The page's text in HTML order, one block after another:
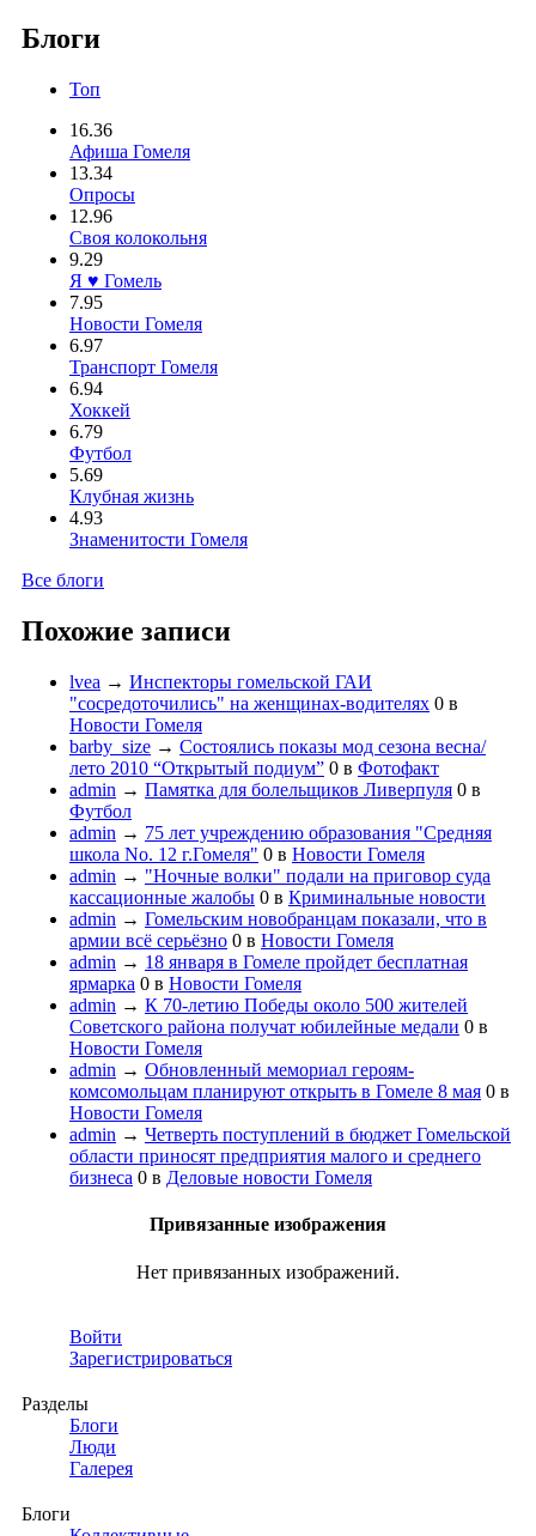
Блоги
Топ
16.36
Афиша Гомеля
13.34
Опросы
12.96
Своя колокольня
9.29
Я ♥ Гомель
7.95
Новости Гомеля
6.97
Транспорт Гомеля
6.94
Хоккей
6.79
Футбол
5.69
Клубная жизнь
4.93
Знаменитости Гомеля
Все блоги
Похожие записи
lvea → Инспекторы гомельской ГАИ
"сосредоточились" на женщинах-водителях 0 в
Новости Гомеля
barby_size → Состоялись показы мод сезона весна/
лето 2010 “Открытый подиум” 0 в Фотофакт
admin → Памятка для болельщиков Ливерпуля 0 в
Футбол
admin → 75 лет учреждению образования "Средняя
школа No. 12 г.Гомеля" 0 в Новости Гомеля
admin → "Ночные волки" подали на приговор суда
кассационные жалобы 0 в Криминальные новости
admin → Гомельским новобранцам показали, что в
армии всё серьёзно 0 в Новости Гомеля
admin → 18 января в Гомеле пройдет бесплатная
ярмарка 0 в Новости Гомеля
admin → К 70-летию Победы около 500 жителей
Советского района получат юбилейные медали 0 в
Новости Гомеля
admin → Обновленный мемориал героям-
комсомольцам планируют открыть в Гомеле 8 мая 0 в
Новости Гомеля
admin → Четверть поступлений в бюджет Гомельской
области приносят предприятия малого и среднего
бизнеса 0 в Деловые новости Гомеля
Привязанные изображения
Нет привязанных изображений.
Войти
Зарегистрироваться
Разделы
Блоги
Люди
Галерея
Блоги